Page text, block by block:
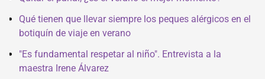
Qué tienen que llevar siempre los peques alérgicos en el
botiquín de viaje en verano
"Es fundamental respetar al niño". Entrevista a la
maestra Irene Álvarez